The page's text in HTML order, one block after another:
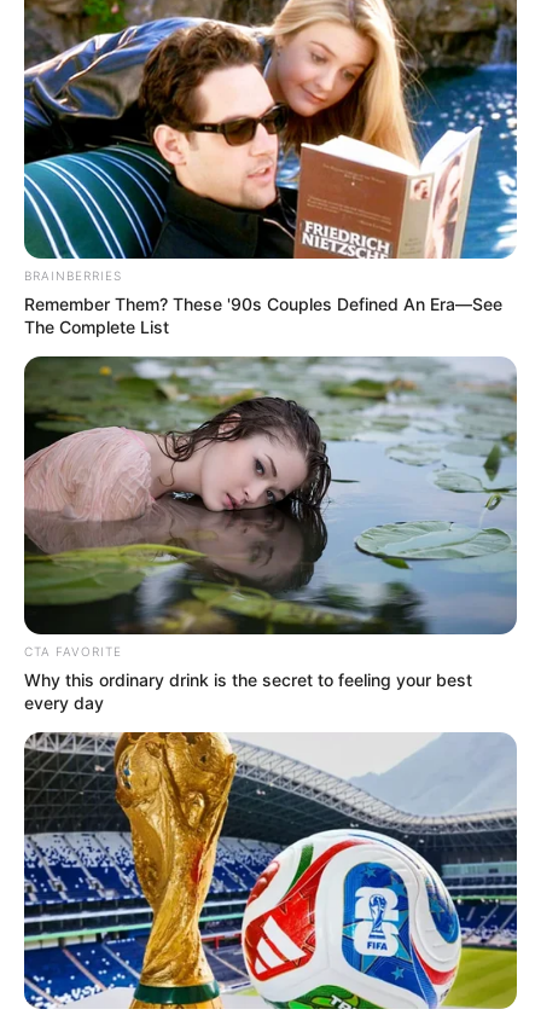
BRAINBERRIES
Remember Them? These '90s Couples Defined An Era—See
The Complete List
CTA FAVORITE
Why this ordinary drink is the secret to feeling your best
every day